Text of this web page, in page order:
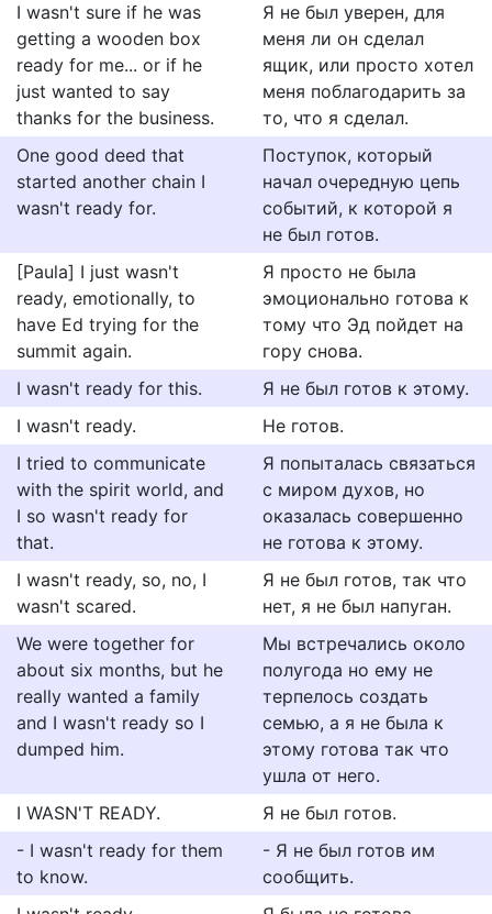
I wasn't sure if he was
getting a wooden box
ready for me... or if he
just wanted to say
thanks for the business.
Я не был уверен, для
меня ли он сделал
ящик, или просто хотел
меня поблагодарить за
то, что я сделал.
One good deed that
started another chain I
wasn't ready for.
Поступок, который
начал очередную цепь
событий, к которой я
не был готов.
[Paula] I just wasn't
ready, emotionally, to
have Ed trying for the
summit again.
Я просто не была
эмоционально готова к
тому что Эд пойдет на
гору снова.
I wasn't ready for this.
Я не был готов к этому.
I wasn't ready.
Не готов.
I tried to communicate
with the spirit world, and
I so wasn't ready for
that.
Я попыталась связаться
с миром духов, но
оказалась совершенно
не готова к этому.
I wasn't ready, so, no, I
wasn't scared.
Я не был готов, так что
нет, я не был напуган.
We were together for
about six months, but he
really wanted a family
and I wasn't ready so I
dumped him.
Мы встречались около
полугода но ему не
терпелось создать
семью, а я не была к
этому готова так что
ушла от него.
I WASN'T READY.
Я не был готов.
- I wasn't ready for them
to know.
- Я нe был готов им
сообщить.